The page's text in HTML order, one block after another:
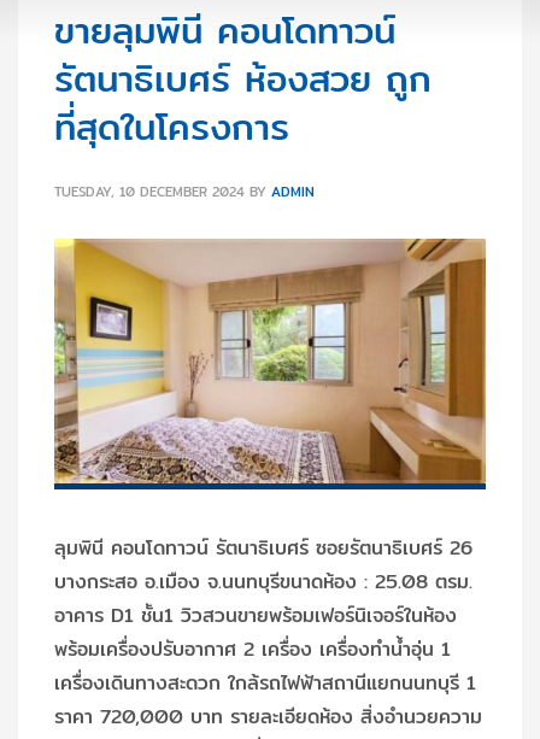
ขายลุมพินี คอนโดทาวน์
รัตนาธิเบศร์ ห้องสวย ถูก
ที่สุดในโครงการ
TUESDAY, 10 DECEMBER 2024 BY ADMIN
ลุมพินี คอนโดทาวน์ รัตนาธิเบศร์ ซอยรัตนาธิเบศร์ 26
บางกระสอ อ.เมือง จ.นนทบุรีขนาดห้อง : 25.08 ตรม.
อาคาร D1 ชั้น1 วิวสวนขายพร้อมเฟอร์นิเจอร์ในห้อง
พร้อมเครื่องปรับอากาศ 2 เครื่อง เครื่องทำน้ำอุ่น 1
เครื่องเดินทางสะดวก ใกล้รถไฟฟ้าสถานีแยกนนทบุรี 1
ราคา 720,000 บาท รายละเอียดห้อง สิ่งอำนวยความ